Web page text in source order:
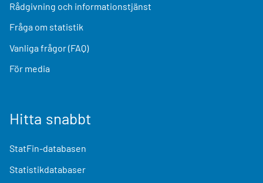
Rådgivning och informationstjänst
Fråga om statistik
Vanliga frågor (FAQ)
För media
Hitta snabbt
StatFin-databasen
Statistikdatabaser